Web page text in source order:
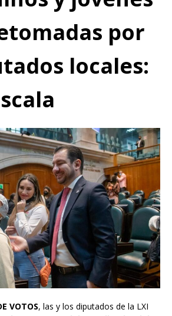
por
locales:
VOTOS, las y los diputados de la LXI